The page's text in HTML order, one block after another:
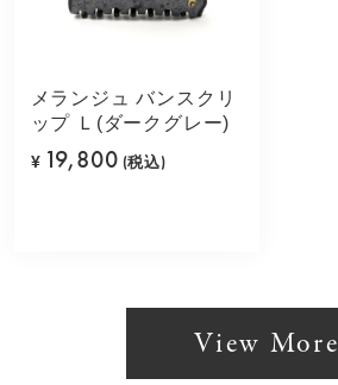
メランジュ バンスクリ
ップ Ｌ(ダークグレー)
¥ 19,800 (税込)
View More